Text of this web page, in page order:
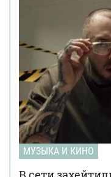
Linkin
вокалисткой спустя
23 августа 17:38 Анонимная
показала свое лицо
(видео)
20 августа 16:20
Первая
Лобода спела для
07 августа 18:26
Надя
новую песню
10 июля 19:53 В
Евровидения-2025:
МУЗЫКА И КИНО